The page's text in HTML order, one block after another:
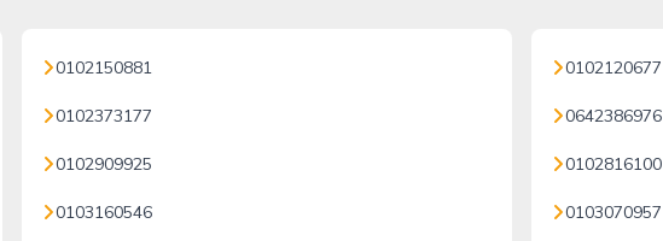
0102150881
0102373177
0102909925
0103160546
0102120677
0642386976
0102816100
0103070957